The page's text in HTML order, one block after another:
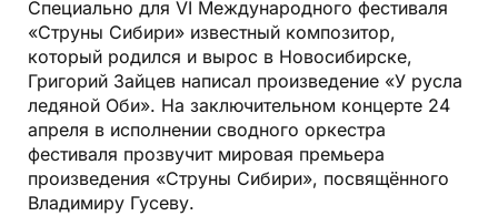
Специально для VI Международного фестиваля
«Струны Сибири» известный композитор,
который родился и вырос в Новосибирске,
Григорий Зайцев написал произведение «У русла
ледяной Оби». На заключительном концерте 24
апреля в исполнении сводного оркестра
фестиваля прозвучит мировая премьера
произведения «Струны Сибири», посвящённого
Владимиру Гусеву.